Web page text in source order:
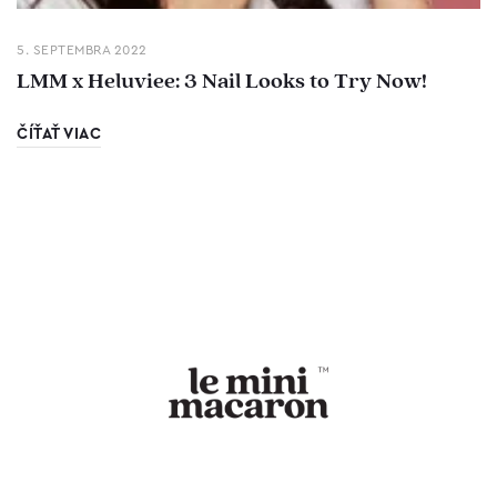
5. SEPTEMBRA 2022
LMM x Heluviee: 3 Nail Looks to Try Now!
ČÍŤAŤ VIAC